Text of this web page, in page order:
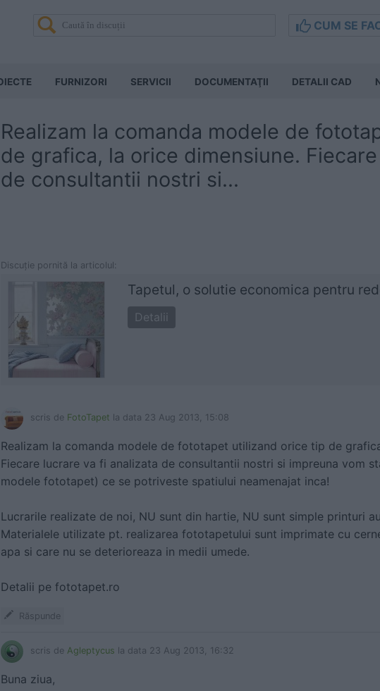
CUM SE
FURNIZORI SERVICII DOCUMENTAŢII DETALII CAD
Realizam la comanda modele de
de grafica, la orice dimensiune.
de consultantii nostri si...
Discuţie pornită la articolul:
Tapetul, o solutie economica pentru
Detalii
scris de FotoTapet la data 23 Aug 2013, 15:08
Realizam la comanda modele de fototapet utilizand orice tip de
Fiecare lucrare va fi analizata de consultantii nostri si impreuna vom
modele fototapet) ce se potriveste spatiului neamenajat inca!
Lucrarile realizate de noi, NU sunt din hartie, NU sunt simple printuri
Materialele utilizate pt. realizarea fototapetului sunt imprimate cu
apa si care nu se deterioreaza in medii umede.
Detalii pe fototapet.ro
Răspunde
scris de Agleptycus la data 23 Aug 2013, 16:32
Buna ziua,